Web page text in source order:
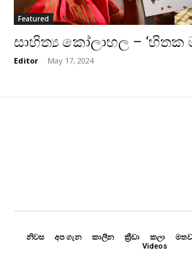
Featured
සාහිත්‍ය කෝලාහල – ‘හිතක
Editor - May 17, 2024
නිවස අප ගැන කාලීන ක්‍රීඩා කලා
Videos